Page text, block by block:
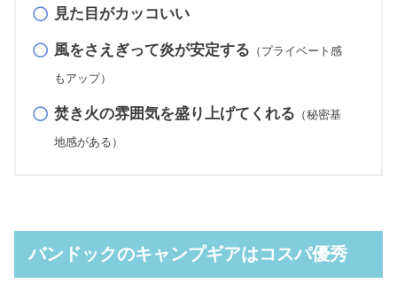
見た目がカッコいい
風をさえぎって炎が安定する （プライベート感
も アップ）
焚き火の雰囲気を盛り上げてくれる （秘密基
地感がある）
バンドックのキャンプギアはコスパ優秀